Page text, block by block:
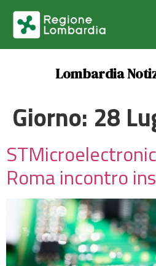
Lombardia
Giorno: 28
Roma incontro